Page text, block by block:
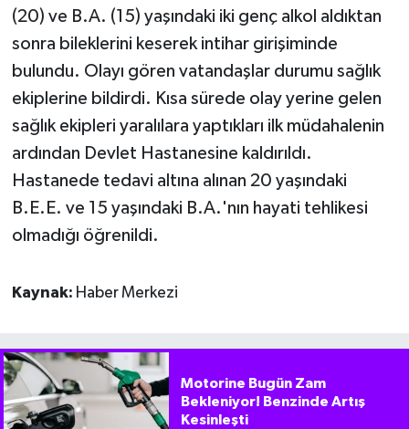
(20) ve B.A. (15) yaşındaki iki genç alkol aldıktan
sonra bileklerini keserek intihar girişiminde
bulundu. Olayı gören vatandaşlar durumu sağlık
ekiplerine bildirdi. Kısa sürede olay yerine gelen
sağlık ekipleri yaralılara yaptıkları ilk müdahalenin
ardından Devlet Hastanesine kaldırıldı.
Hastanede tedavi altına alınan 20 yaşındaki
B.E.E. ve 15 yaşındaki B.A.'nın hayati tehlikesi
olmadığı öğrenildi.
Kaynak: Haber Merkezi
Motorine Bugün Zam
Bekleniyor! Benzinde Artış
Kesinleşti